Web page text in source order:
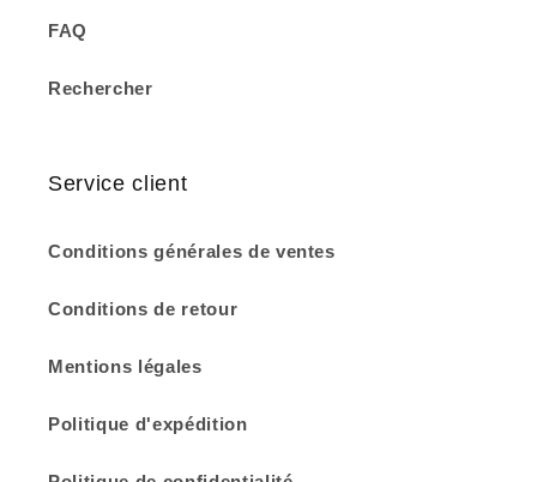
FAQ
Rechercher
Service client
Conditions générales de ventes
Conditions de retour
Mentions légales
Politique d'expédition